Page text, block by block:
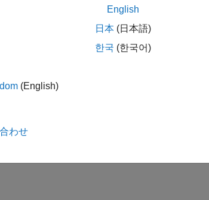
(English)
English
日本 (日本語)
한국 (한국어)
わせ